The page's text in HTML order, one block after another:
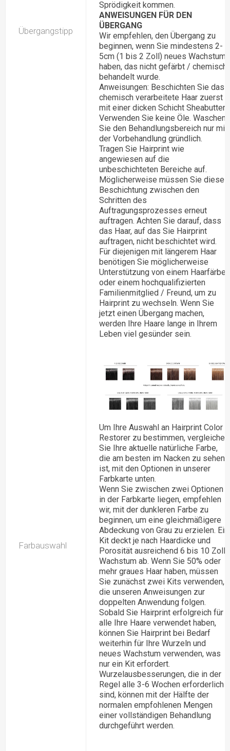
Übergangstipp
Sprödigkeit kommen.
ANWEISUNGEN FÜR DEN
ÜBERGANG
Wir empfehlen, den Übergang zu
beginnen, wenn Sie mindestens 2-
5cm (1 bis 2 Zoll) neues Wachstum
haben, das nicht gefärbt / chemisch
behandelt wurde.
Anweisungen: Beschichten Sie das
chemisch verarbeitete Haar zuerst
mit einer dicken Schicht Sheabutter.
Verwenden Sie keine Öle. Waschen
Sie den Behandlungsbereich nur mit
der Vorbehandlung gründlich.
Tragen Sie Hairprint wie
angewiesen auf die
unbeschichteten Bereiche auf.
Möglicherweise müssen Sie diese
Beschichtung zwischen den
Schritten des
Auftragungsprozesses erneut
auftragen. Achten Sie darauf, dass
das Haar, auf das Sie Hairprint
auftragen, nicht beschichtet wird.
Für diejenigen mit längerem Haar
benötigen Sie möglicherweise
Unterstützung von einem Haarfärber
oder einem hochqualifizierten
Familienmitglied / Freund, um zu
Hairprint zu wechseln. Wenn Sie
jetzt einen Übergang machen,
werden Ihre Haare lange in Ihrem
Leben viel gesünder sein.
Farbauswahl
Um Ihre Auswahl an Hairprint Color
Restorer zu bestimmen, vergleichen
Sie Ihre aktuelle natürliche Farbe,
die am besten im Nacken zu sehen
ist, mit den Optionen in unserer
Farbkarte unten.
Wenn Sie zwischen zwei Optionen
in der Farbkarte liegen, empfehlen
wir, mit der dunkleren Farbe zu
beginnen, um eine gleichmäßigere
Abdeckung von Grau zu erzielen. Ein
Kit deckt je nach Haardicke und
Porosität ausreichend 6 bis 10 Zoll
Wachstum ab. Wenn Sie 50% oder
mehr graues Haar haben, müssen
Sie zunächst zwei Kits verwenden,
die unseren Anweisungen zur
doppelten Anwendung folgen.
Sobald Sie Hairprint erfolgreich für
alle Ihre Haare verwendet haben,
können Sie Hairprint bei Bedarf
weiterhin für Ihre Wurzeln und
neues Wachstum verwenden, was
nur ein Kit erfordert.
Wurzelausbesserungen, die in der
Regel alle 3-6 Wochen erforderlich
sind, können mit der Hälfte der
normalen empfohlenen Mengen
einer vollständigen Behandlung
durchgeführt werden.